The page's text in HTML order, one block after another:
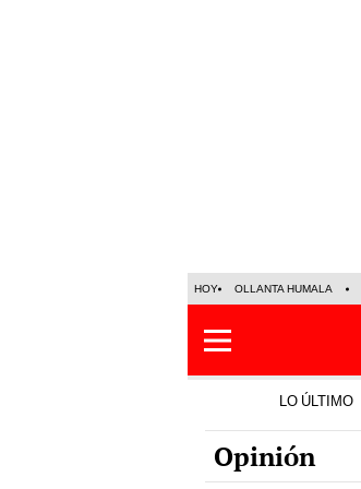
HOY OLLANTA HUMALA
LO ÚLTIMO
Opinión